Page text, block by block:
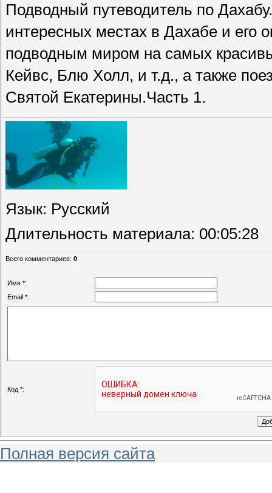
Подводный путеводитель по
интересных местах в Дахабе и его
подводным миром на самых
Кейвс, Блю Холл, и т.д., а также
Святой Екатерины.Часть 1.
Язык: Русский
Длительность материала: 00:05:28
Всего комментариев: 0
Имя *:
Email *:
Код *:
Полная версия сайта